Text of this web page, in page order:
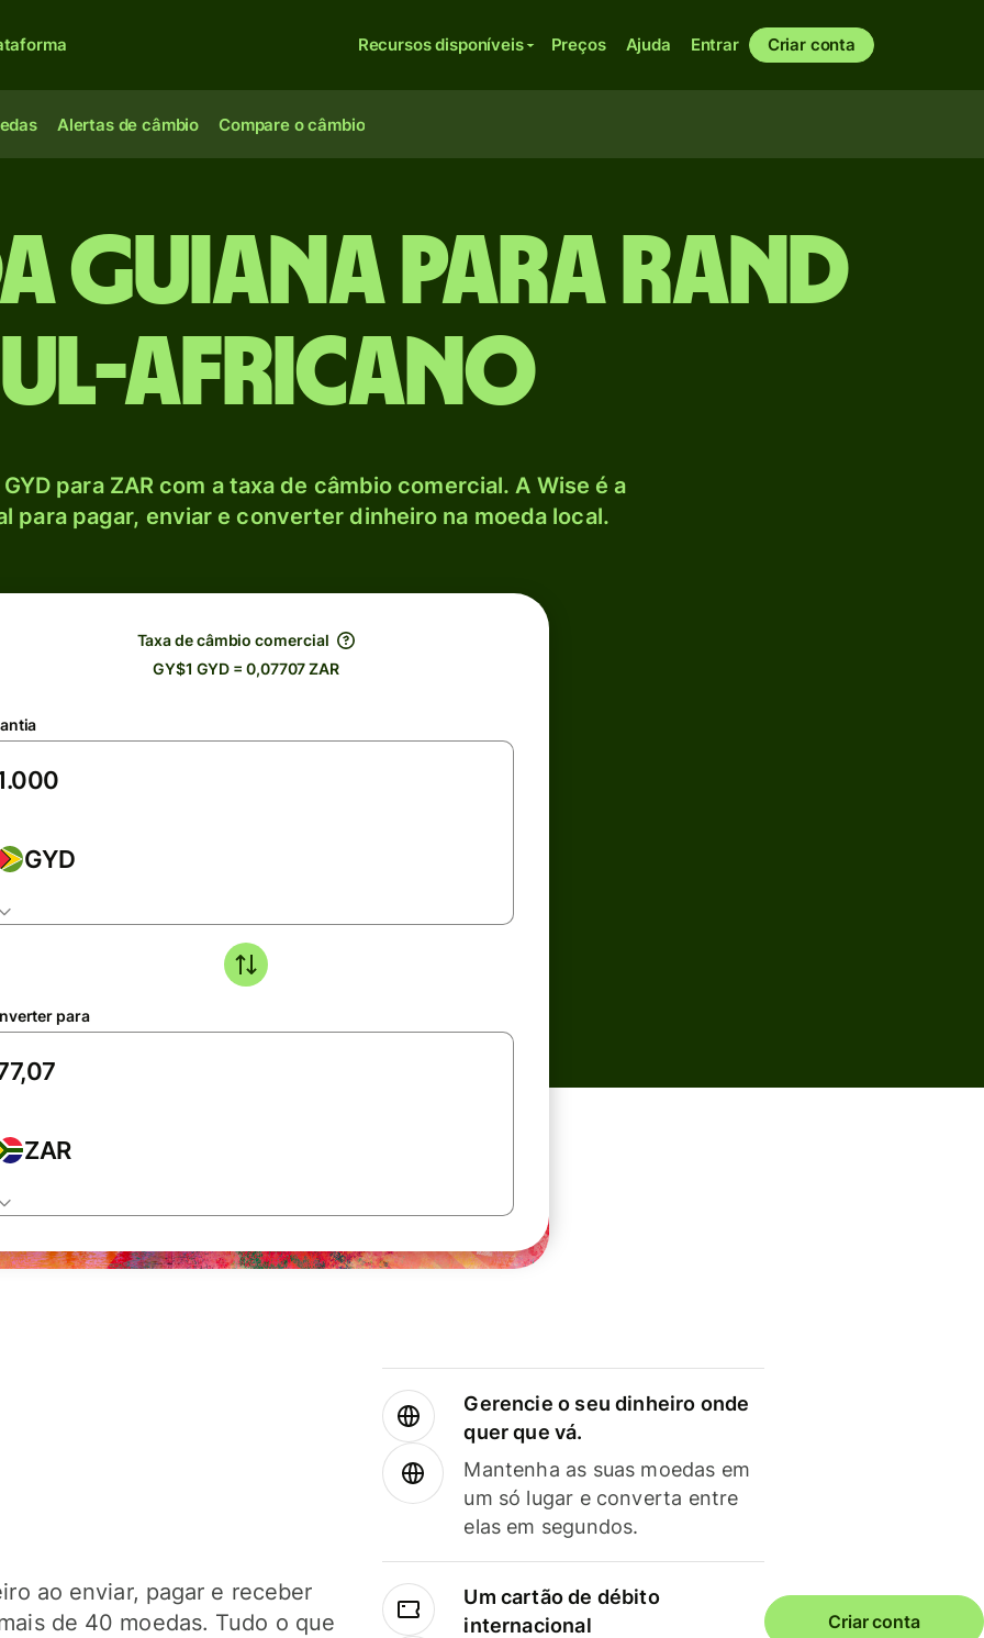
Recursos disponíveis Preços Ajuda Entrar Criar conta
Alertas de câmbio Compare o câmbio
Guiana para Rand
africano
para ZAR com a taxa de câmbio comercial. A Wise é a
para pagar, enviar e converter dinheiro na moeda local.
Taxa de câmbio comercial
GY$1 GYD = 0,07707 ZAR
GYD
para
ZAR
ao enviar, pagar e receber
de 40 moedas. Tudo o que
Gerencie o seu dinheiro onde
quer que vá.
Mantenha as suas moedas em
um só lugar e converta entre
elas em segundos.
Um cartão de débito
internacional
Criar conta